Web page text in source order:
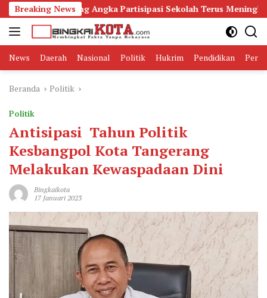
Langsung
ke
konten
Breaking News
Dorong Angka Partisipasi Sekolah Terus Meningkat
News Daerah Nasional Politik Hukrim Pendidikan
Beranda Politik
Politik
Antisipasi Tahun Politik
Kesbangpol Kota Tangerang
Melakukan Kewaspadaan Dini
Bingkaikota
17 Januari 2023